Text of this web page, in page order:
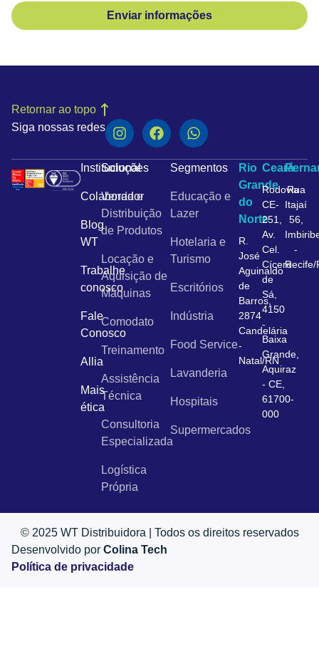
Enviar informações
Siga nossas redes
Retornar ao topo
Institucional
Colaborador
Blog
WT
Trabalhe
conosco
Fale
Conosco
Allia
Mais
ética
Soluções
Venda e
Distribuição
de Produtos
Locação e
Aquisição de
Máquinas
Comodato
Treinamento
Assistência
Técnica
Consultoria
Especializada
Logística
Própria
Segmentos
Educação e
Lazer
Hotelaria e
Turismo
Escritórios
Indústria
Food Service
Lavanderia
Hospitais
Supermercados
Rio
Grande
do
Norte
R.
José
Aguinaldo
de
Barros,
2874
Candelária
-
Natal/RN
Ceará
Rodovia
CE-
251,
Av.
Cel.
Cícero
de
Sá,
4150
-
Baixa
Grande,
Aquiraz
- CE,
61700-
000
Rua
Itajaí
56,
-
Recife/
© 2025 WT Distribuidora | Todos os direitos reservados
Desenvolvido por Colina Tech
Política de privacidade